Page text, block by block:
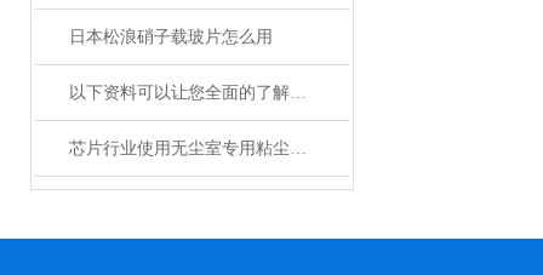
日本松浪硝子载玻片怎么用
以下资料可以让您全面的了解泰荣测氧仪
芯片行业使用无尘室专用粘尘网的核心优势